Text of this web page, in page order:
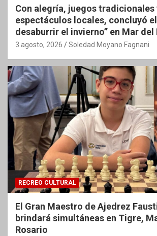
Con alegría, juegos tradicionales
espectáculos locales, concluyó
desaburrir el invierno” en Mar del
3 agosto, 2026 Soledad Moyano Fagnani
RECREO CULTURAL
El Gran Maestro de Ajedrez
brindará simultáneas en Tigre,
Rosario